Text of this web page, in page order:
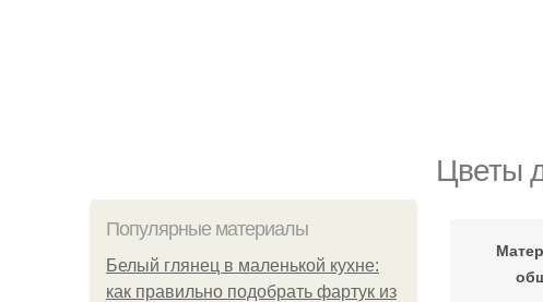
Цветы
Популярные материалы
Белый глянец в маленькой кухне:
как правильно подобрать фартук из